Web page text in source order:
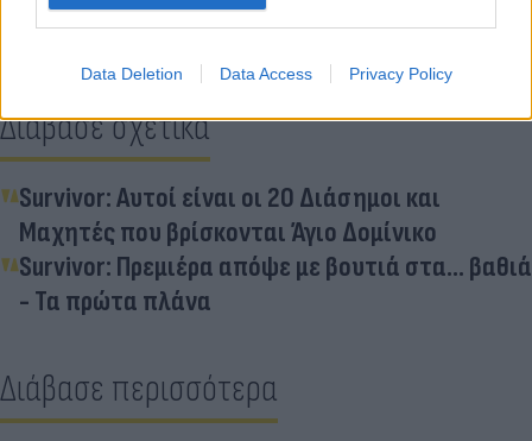
Data Deletion Data Access Privacy Policy
Διάβασε σχετικά
Survivor: Αυτοί είναι οι 20 Διάσημοι και
Μαχητές που βρίσκονται Άγιο Δομίνικο
Survivor: Πρεμιέρα απόψε με βουτιά στα… βαθιά
- Τα πρώτα πλάνα
Διάβασε περισσότερα